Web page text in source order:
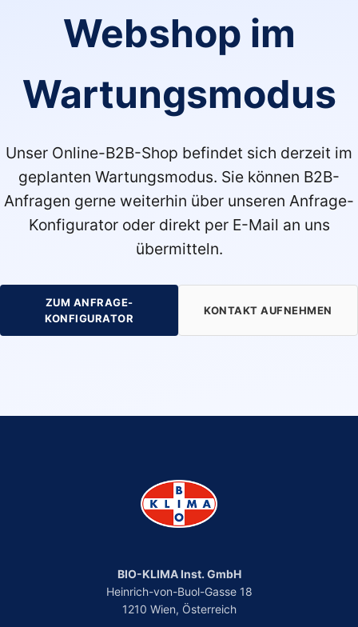
Webshop im
Wartungsmodus
Unser Online-B2B-Shop befindet sich derzeit im
geplanten Wartungsmodus. Sie können B2B-
Anfragen gerne weiterhin über unseren Anfrage-
Konfigurator oder direkt per E-Mail an uns
übermitteln.
ZUM ANFRAGE-
KONFIGURATOR
KONTAKT AUFNEHMEN
BIO-KLIMA Inst. GmbH
Heinrich-von-Buol-Gasse 18
1210 Wien, Österreich